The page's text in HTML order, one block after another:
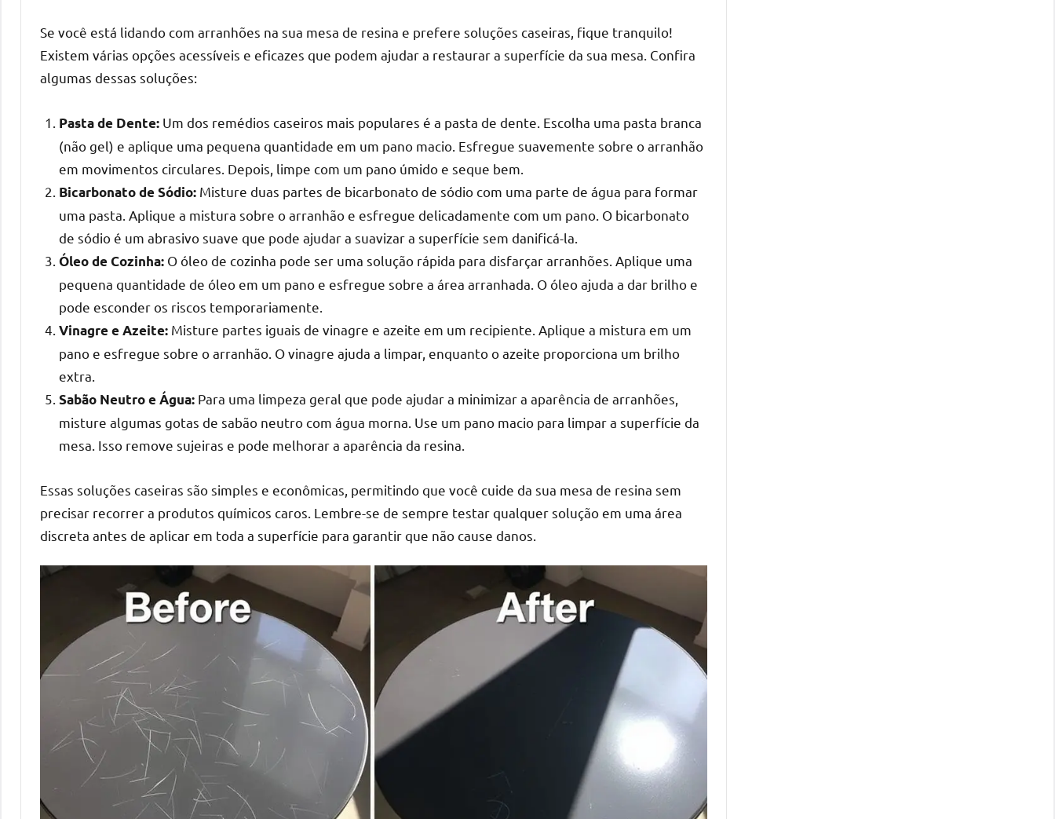
as
mesas
de
tampinhas
resinadas.
Se você está lidando com arranhões na sua mesa de resina e prefere soluções caseiras, fique tranquilo!
Existem várias opções acessíveis e eficazes que podem ajudar a restaurar a superfície da sua mesa. Confira
algumas dessas soluções:
Pasta de Dente: Um dos remédios caseiros mais populares é a pasta de dente. Escolha uma pasta branca
(não gel) e aplique uma pequena quantidade em um pano macio. Esfregue suavemente sobre o arranhão
em movimentos circulares. Depois, limpe com um pano úmido e seque bem.
Bicarbonato de Sódio: Misture duas partes de bicarbonato de sódio com uma parte de água para formar
uma pasta. Aplique a mistura sobre o arranhão e esfregue delicadamente com um pano. O bicarbonato
de sódio é um abrasivo suave que pode ajudar a suavizar a superfície sem danificá-la.
Óleo de Cozinha: O óleo de cozinha pode ser uma solução rápida para disfarçar arranhões. Aplique uma
pequena quantidade de óleo em um pano e esfregue sobre a área arranhada. O óleo ajuda a dar brilho e
pode esconder os riscos temporariamente.
Vinagre e Azeite: Misture partes iguais de vinagre e azeite em um recipiente. Aplique a mistura em um
pano e esfregue sobre o arranhão. O vinagre ajuda a limpar, enquanto o azeite proporciona um brilho
extra.
Sabão Neutro e Água: Para uma limpeza geral que pode ajudar a minimizar a aparência de arranhões,
misture algumas gotas de sabão neutro com água morna. Use um pano macio para limpar a superfície da
mesa. Isso remove sujeiras e pode melhorar a aparência da resina.
Essas soluções caseiras são simples e econômicas, permitindo que você cuide da sua mesa de resina sem
precisar recorrer a produtos químicos caros. Lembre-se de sempre testar qualquer solução em uma área
discreta antes de aplicar em toda a superfície para garantir que não cause danos.